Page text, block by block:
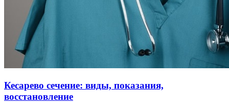
Кесарево сечение: виды, показания,
восстановление